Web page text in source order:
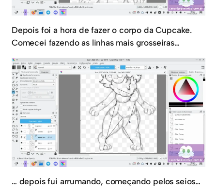
Depois foi a hora de fazer o corpo da Cupcake.
Comecei fazendo as linhas mais grosseiras…
… depois fui arrumando, começando pelos seios…